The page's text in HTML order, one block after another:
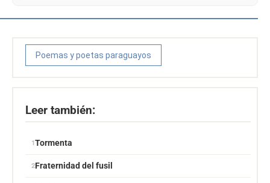
Poemas y poetas paraguayos
Leer también:
Tormenta
Fraternidad del fusil